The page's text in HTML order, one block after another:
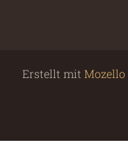
Erstellt mit Mozello